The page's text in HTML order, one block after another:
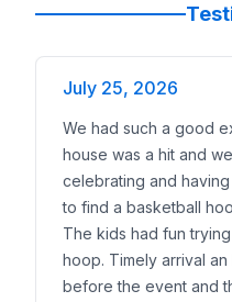
Equipo sanitizado
Reservas en línea
Brincolines en Tomball
Combos de
Cursos de
Juegos Interactivos
Renta de Carpas en
Servicios de DJ en
July 25, 2026
We had such a good
house was a hit and
celebrating and
to find a basketball
The kids had fun
hoop. Timely arrival
before the event and